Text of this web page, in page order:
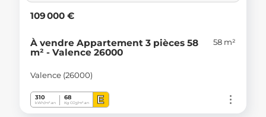
109 000 €
À vendre Appartement 3 pièces 58
m² - Valence 26000
58 m²
Valence (26000)
310
kWh/m².an
68
Kg CO2/m².an E